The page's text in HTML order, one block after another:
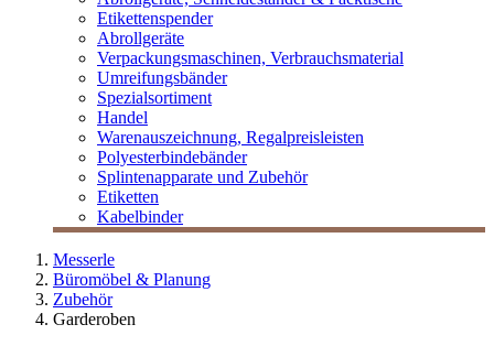
Etikettenspender
Abrollgeräte
Verpackungsmaschinen, Verbrauchsmaterial
Umreifungsbänder
Spezialsortiment
Handel
Warenauszeichnung, Regalpreisleisten
Polyesterbindebänder
Splintenapparate und Zubehör
Etiketten
Kabelbinder
Messerle
Büromöbel & Planung
Zubehör
Garderoben